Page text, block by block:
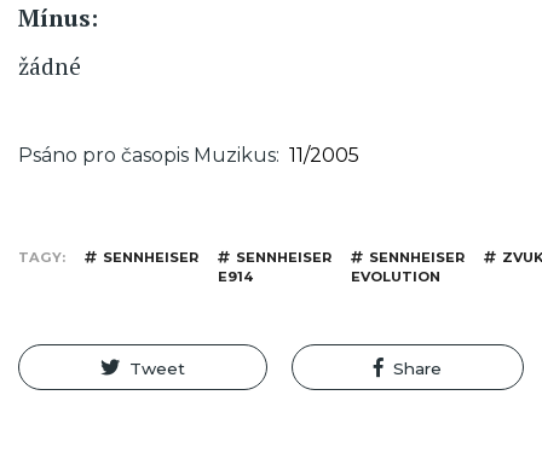
Mínus:
žádné
Psáno pro časopis Muzikus 11/2005
TAGY SENNHEISER
SENNHEISER
E914
SENNHEISER
EVOLUTION
ZVUK
Tweet Share